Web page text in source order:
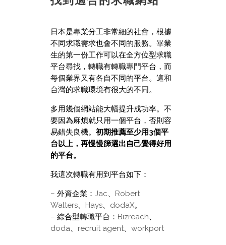
日本是專業分工非常細的社會，根據
不同求職需求也會不同的服務。畢業
生的第一份工作可以在全方位型求職
平台尋找，轉職有轉職專門平台，而
每個業界又有各自不同的平台。這和
台灣的求職環境有很大的不同。
多用幾個網站能大幅提升成功率。不
要因為麻煩就只用一個平台，否則容
易錯失良機。 初期推薦至少用3個平
台以上，再慢慢篩選出自己覺得好用
的平台。
我這次轉職有用到平台如下：
– 外資企業： Jac、 Robert
Walters、 Hays、 dodaX。
– 綜合型轉職平台： Bizreach、
doda、 recruit agent、 workport